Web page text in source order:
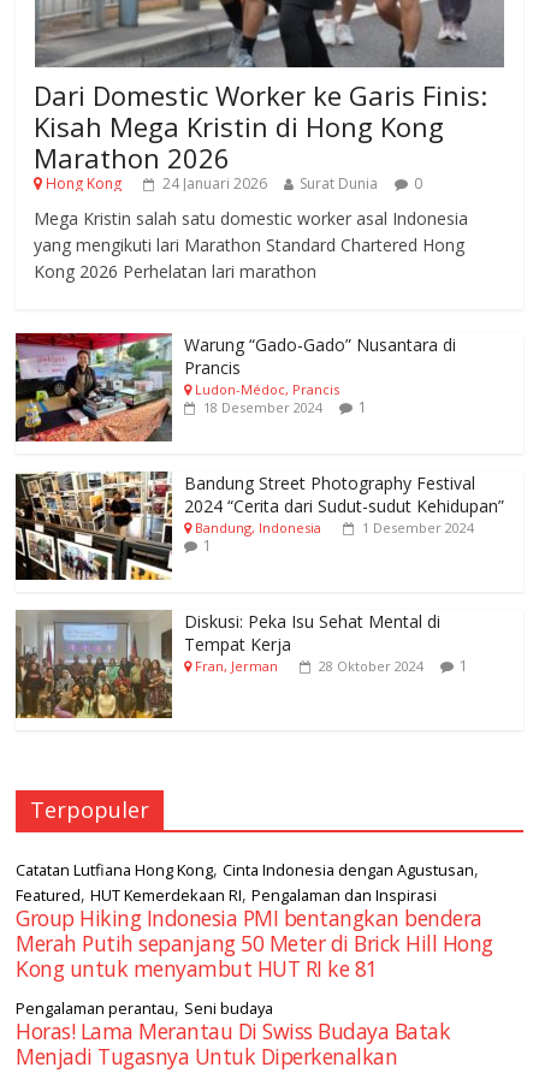
Dari Domestic Worker ke Garis Finis:
Kisah Mega Kristin di Hong Kong
Marathon 2026
Hong Kong 24 Januari 2026 Surat Dunia 0
Mega Kristin salah satu domestic worker asal Indonesia
yang mengikuti lari Marathon Standard Chartered Hong
Kong 2026 Perhelatan lari marathon
Warung “Gado-Gado” Nusantara di
Prancis
Ludon-Médoc, Prancis
18 Desember 2024
1
Bandung Street Photography Festival
2024 “Cerita dari Sudut-sudut Kehidupan”
Bandung, Indonesia 1 Desember 2024
1
Diskusi: Peka Isu Sehat Mental di
Tempat Kerja
Fran, Jerman 28 Oktober 2024 1
Terpopuler
Catatan Lutfiana Hong Kong,Cinta Indonesia dengan Agustusan,
Featured,HUT Kemerdekaan RI,Pengalaman dan Inspirasi
Group Hiking Indonesia PMI bentangkan bendera
Merah Putih sepanjang 50 Meter di Brick Hill Hong
Kong untuk menyambut HUT RI ke 81
Pengalaman perantau, Seni budaya
Horas! Lama Merantau Di Swiss Budaya Batak
Menjadi Tugasnya Untuk Diperkenalkan